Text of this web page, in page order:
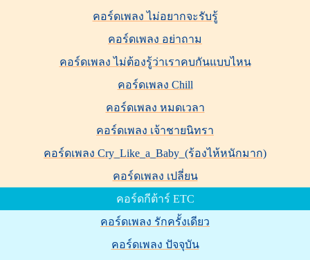
คอร์ดเพลง ไม่อยากจะรับรู้
คอร์ดเพลง อย่าถาม
คอร์ดเพลง ไม่ต้องรู้ว่าเราคบกันแบบไหน
คอร์ดเพลง Chill
คอร์ดเพลง หมดเวลา
คอร์ดเพลง เจ้าชายนิทรา
คอร์ดเพลง Cry_Like_a_Baby_(ร้องไห้หนักมาก)
คอร์ดเพลง เปลี่ยน
คอร์ดกีต้าร์ ETC
คอร์ดเพลง รักครั้งเดียว
คอร์ดเพลง ปัจจุบัน